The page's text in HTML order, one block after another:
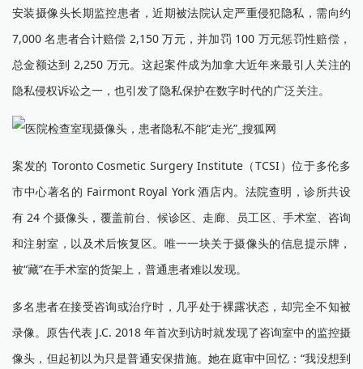
安装摄像头长期监控患者，近期被法院认定严重侵犯隐私，需向约
7,000 名患者合计赔偿 2,150 万元，并加罚 100 万元惩罚性赔偿，
总金额达到 2,250 万元。这起案件成为加拿大近年来最引人关注的
隐私侵权诉讼之一，也引发了隐私保护在数字时代的广泛关注。
案发的 Toronto Cosmetic Surgery Institute（TCSI）位于多伦多
市中心著名的 Fairmont Royal York 酒店内。法院查明，诊所共设
有 24 个摄像头，覆盖前台、候诊区、走廊、员工区、手术室、咨询
和注射室，以及术后恢复区。唯一一块关于摄像头的信息提示牌，
被“藏”在手术室的货架上，普通患者难以发现。
多名患者在接受咨询或治疗时，几乎处于裸露状态，却完全不知被
录像。原告代表 J.C. 2018 年首次到访时就发现了咨询室中的监控摄
像头，但起初以为只是普通安保措施。她在庭审中回忆：“我没想到